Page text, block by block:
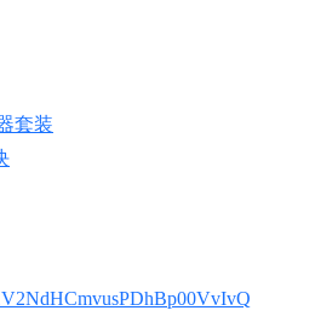
套装